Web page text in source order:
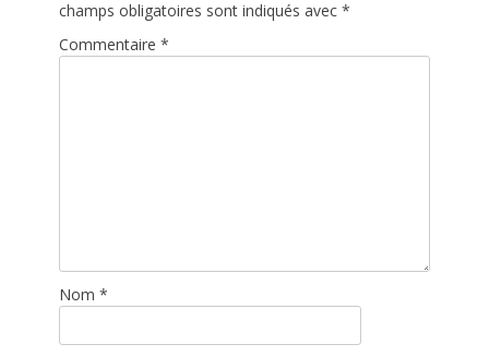
champs obligatoires sont indiqués avec *
Commentaire *
Nom *